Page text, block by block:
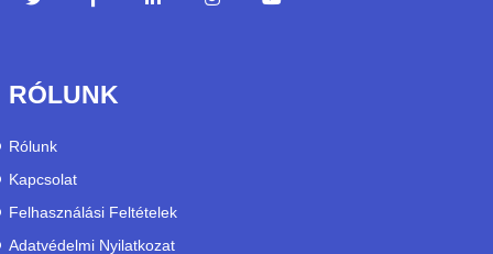
RÓLUNK
Rólunk
Kapcsolat
Felhasználási Feltételek
Adatvédelmi Nyilatkozat